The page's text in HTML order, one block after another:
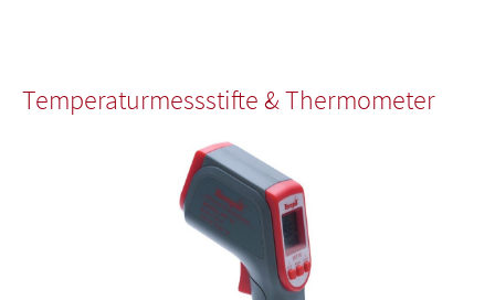
Temperaturmessstifte & Thermometer